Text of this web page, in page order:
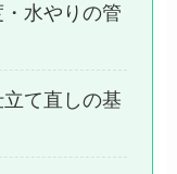
水やりの管
て直しの基